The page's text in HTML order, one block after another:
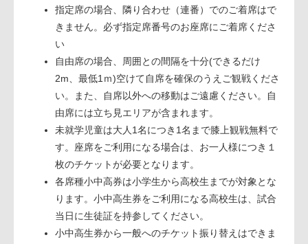
指定席の場合、隣り合わせ（連番）でのご着席はで
きません。必ず指定席番号のお座席にご着席くださ
い
自由席の場合、周囲との間隔を十分(できるだけ
2m、最低1ｍ)空けて自席を確保のうえご観戦くださ
い。また、自席以外への移動はご遠慮ください。自
由席には立ち見エリアが含まれます。
未就学児童は大人1名につき1名まで膝上観戦無料で
す。座席をご利用になる場合は、お一人様につき１
枚のチケットが必要となります。
各席種小中高券は小学生から高校生までが対象とな
ります。小中高生券をご利用になる高校生は、試合
当日に生徒証を持参してください。
小中高生券から一般へのチケット振り替えはできま